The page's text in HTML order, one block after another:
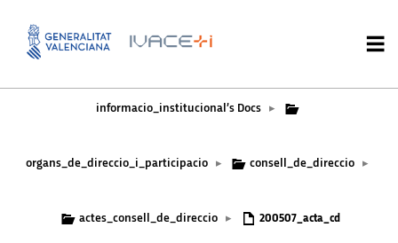
informacio_institucional’s Docs ▸
organs_de_direccio_i_participacio ▸ consell_de_direccio ▸
actes_consell_de_direccio ▸ 200507_acta_cd